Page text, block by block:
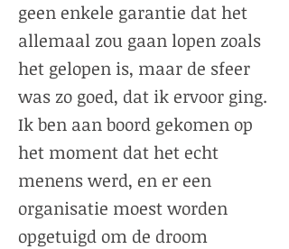
geen enkele garantie dat het
allemaal zou gaan lopen zoals
het gelopen is, maar de sfeer
was zo goed, dat ik ervoor ging.
Ik ben aan boord gekomen op
het moment dat het echt
menens werd, en er een
organisatie moest worden
opgetuigd om de droom